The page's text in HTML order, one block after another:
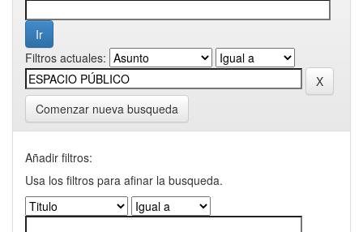
Filtros actuales:
Comenzar nueva busqueda
Añadir filtros:
Usa los filtros para afinar la busqueda.